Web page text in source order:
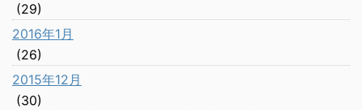
(29)
2016年1月
(26)
2015年12月
(30)